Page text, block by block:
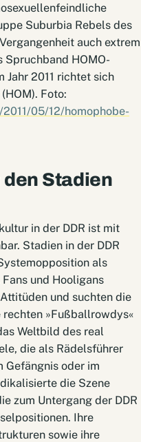
Suburbia Rebels des
auch extrem
Spruchband HOMO-
Jahr 2011 richtet sich
Foto:
05/12/homophobe-
Stadien
in der DDR ist mit
Stadien in der DDR
als
und Hooligans
und suchten die
»Fußballrowdys«
Weltbild des real
die als Rädelsführer
Gefängnis oder im
die Szene
zum Untergang der DDR
Ihre
sowie ihre